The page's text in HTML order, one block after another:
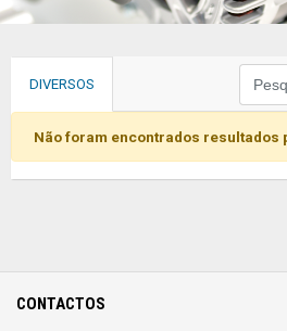
DIVERSOS
Não foram encontrados resultados
CONTACTOS